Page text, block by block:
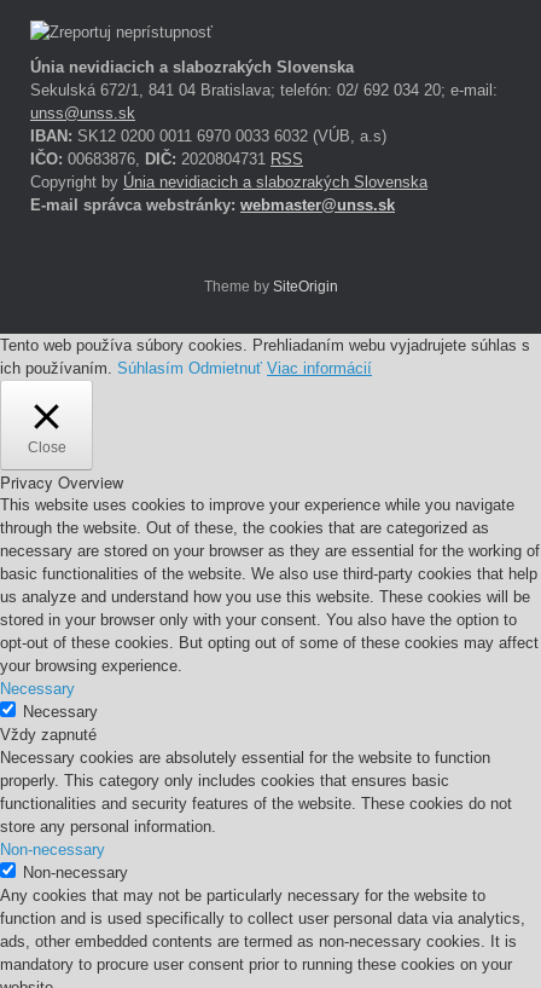
Únia nevidiacich a slabozrakých Slovenska
Sekulská 672/1, 841 04 Bratislava; telefón: 02/ 692 034 20; e-mail:
unss@unss.sk
IBAN: SK12 0200 0011 6970 0033 6032 (VÚB, a.s)
IČO: 00683876, DIČ: 2020804731 RSS
Copyright by Únia nevidiacich a slabozrakých Slovenska
E-mail správca webstránky: webmaster@unss.sk
Theme by SiteOrigin
Tento web používa súbory cookies. Prehliadaním webu vyjadrujete súhlas s
ich používaním. Súhlasím Odmietnuť Viac informácií
Close
Privacy Overview
This website uses cookies to improve your experience while you navigate
through the website. Out of these, the cookies that are categorized as
necessary are stored on your browser as they are essential for the working of
basic functionalities of the website. We also use third-party cookies that help
us analyze and understand how you use this website. These cookies will be
stored in your browser only with your consent. You also have the option to
opt-out of these cookies. But opting out of some of these cookies may affect
your browsing experience.
Necessary
Necessary
Vždy zapnuté
Necessary cookies are absolutely essential for the website to function
properly. This category only includes cookies that ensures basic
functionalities and security features of the website. These cookies do not
store any personal information.
Non-necessary
Non-necessary
Any cookies that may not be particularly necessary for the website to
function and is used specifically to collect user personal data via analytics,
ads, other embedded contents are termed as non-necessary cookies. It is
mandatory to procure user consent prior to running these cookies on your